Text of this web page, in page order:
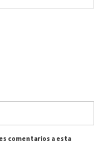
comentarios a esta